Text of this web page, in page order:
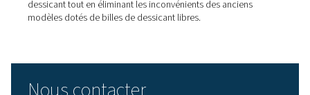
traitement de l’air